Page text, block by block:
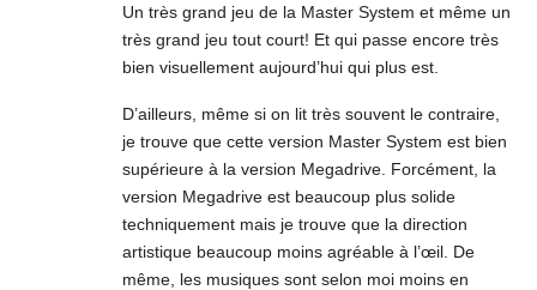
Un très grand jeu de la Master System et même un
très grand jeu tout court! Et qui passe encore très
bien visuellement aujourd’hui qui plus est.
D’ailleurs, même si on lit très souvent le contraire,
je trouve que cette version Master System est bien
supérieure à la version Megadrive. Forcément, la
version Megadrive est beaucoup plus solide
techniquement mais je trouve que la direction
artistique beaucoup moins agréable à l’œil. De
même, les musiques sont selon moi moins en